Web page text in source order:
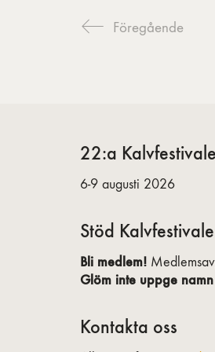
Föregående
22:a
6-9 augusti 2026
Stöd
Bli medlem!
Glöm inte uppge
Kontakta oss